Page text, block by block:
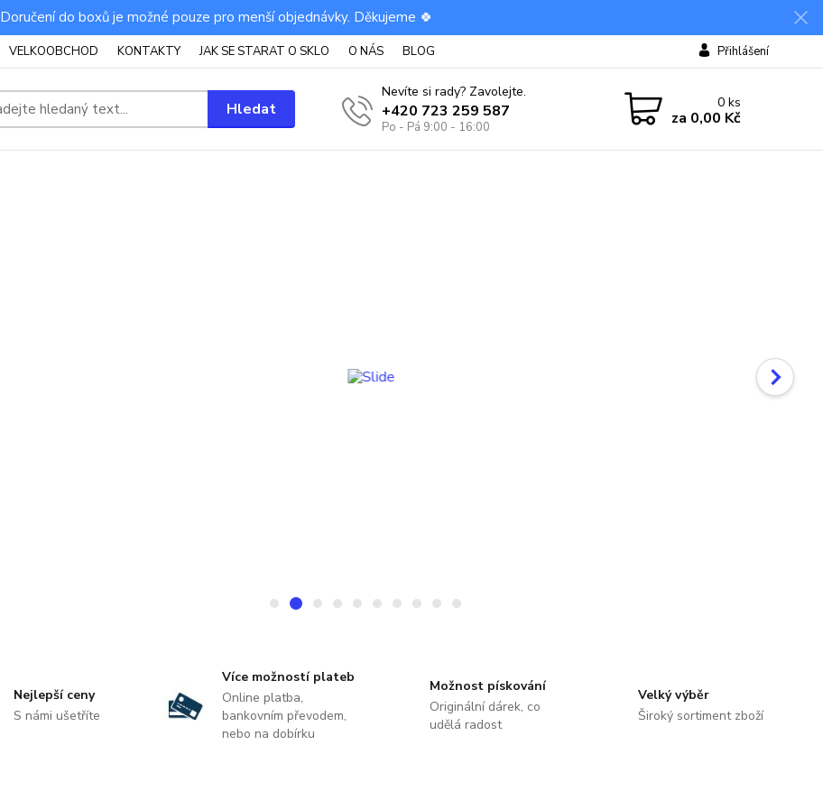
Doručení do boxů je možné pouze pro menší objednávky. Děkujeme 🍀
VELKOOBCHOD KONTAKTY JAK SE STARAT O SKLO O NÁS BLOG Přihlášení
Hledat
Nevíte si rady? Zavolejte.
+420 723 259 587
Po - Pá 9:00 - 16:00
0ks
za 0,00 Kč
Nejlepší ceny
S námi ušetříte
Více možností plateb
Online platba,
bankovním převodem,
nebo na dobírku
Možnost pískování
Originální dárek, co
udělá radost
Velký výběr
Široký sortiment zboží